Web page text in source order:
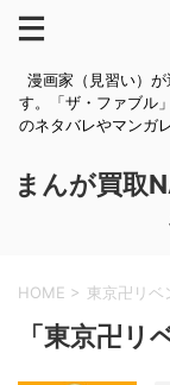
漫画家（見習い）
す。「ザ・ファブル
のネタバレやマンガ
まんが買取
HOME > 東京卍リベ
「東京卍リ